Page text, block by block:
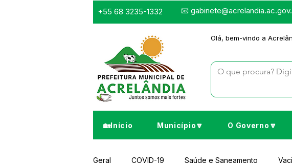
+55 68 3235-1332 📧
Olá, bem-vindo a
🏡Início Município🔽 O Governo🔽
Geral COVID-19 Saúde e Saneamento